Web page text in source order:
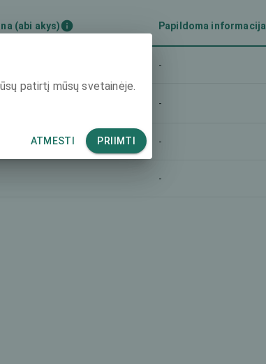
(abi akys) Papildoma informacija
-
-
-
-
patirtį mūsų svetainėje.
ATMESTI PRIIMTI